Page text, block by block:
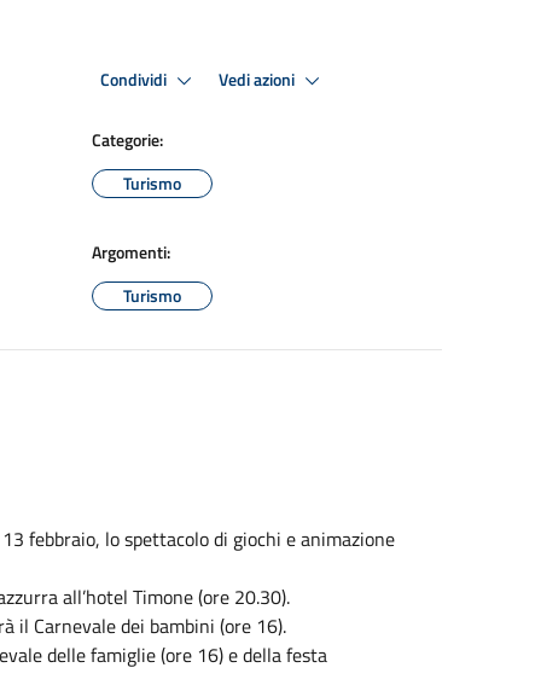
Condividi Vedi azioni
Categorie:
Turismo
Argomenti:
Turismo
febbraio, lo spettacolo di giochi e animazione
all’hotel Timone (ore 20.30).
il Carnevale dei bambini (ore 16).
delle famiglie (ore 16) e della festa